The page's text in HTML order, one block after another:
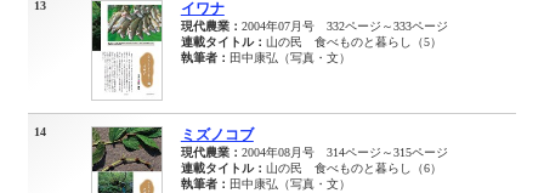
13 イワナ
現代農業： 2004年07月号 332ページ～333ページ
連載タイトル： 山の民 食べものと暮らし（5）
執筆者： 田中康弘（写真・文）
14 ミズノコブ
現代農業： 2004年08月号 314ページ～315ページ
連載タイトル： 山の民 食べものと暮らし（6）
執筆者： 田中康弘（写真・文）